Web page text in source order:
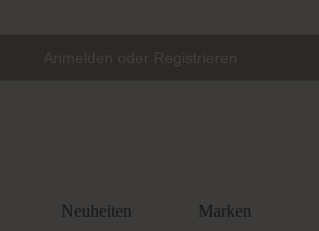
Anmelden oder Registrieren
Neuheiten Marken